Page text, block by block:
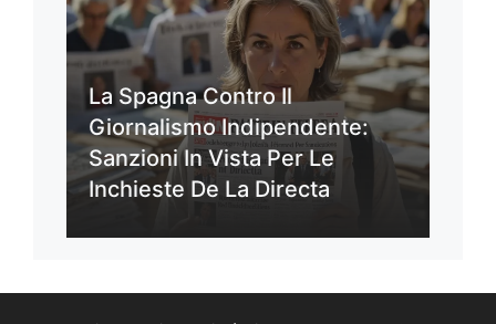
La Spagna Contro Il
Giornalismo Indipendente:
Sanzioni In Vista Per Le
Inchieste De La Directa